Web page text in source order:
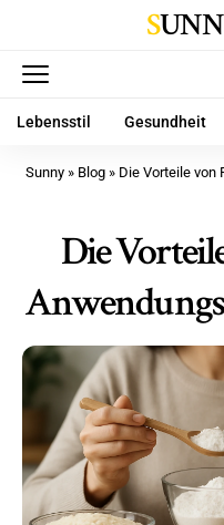
Lebensstil Gesundheit
Sunny» Blog» Die Vorteile von
Die